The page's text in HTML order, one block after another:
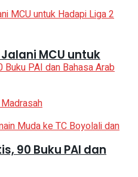
MCU untuk
90 Buku PAI dan